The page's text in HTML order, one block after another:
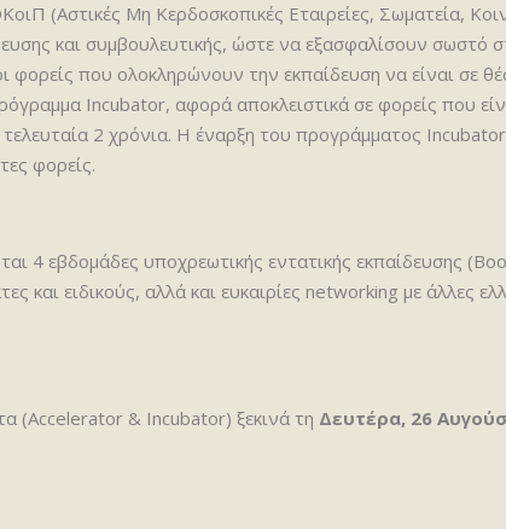
(Αστικές Μη Κερδοσκοπικές Εταιρείες, Σωματεία,
και συμβουλευτικής, ώστε να εξασφαλίσουν σωστό
που ολοκληρώνουν την εκπαίδευση να είναι σε
Incubator, αφορά αποκλειστικά σε φορείς που
2 χρόνια. Η έναρξη του προγράμματος Incubator
φορείς.
4 εβδομάδες υποχρεωτικής εντατικής εκπαίδευσης
και ειδικούς, αλλά και ευκαιρίες networking με άλλες
(Accelerator & Incubator) ξεκινά τη Δευτέρα, 26